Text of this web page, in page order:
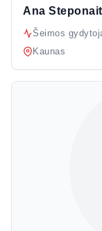
Ana
Šeimos
Kaunas